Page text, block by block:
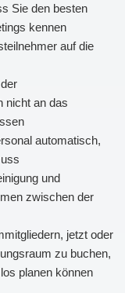
Sie den besten
kennen
auf die
nicht an das
automatisch,
und
zwischen der
jetzt oder
zu buchen,
planen können